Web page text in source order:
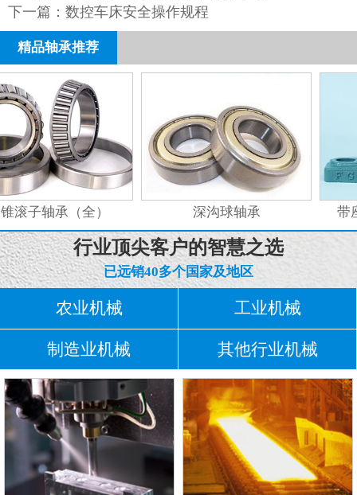
下一篇： 数控车床安全操作规程
精品轴承推荐
滚子轴承（全） 深沟球轴承 带
行业顶尖客户的智慧之选
已远销40多个国家及地区
农业机械 工业机械
制造业机械 其他行业机械